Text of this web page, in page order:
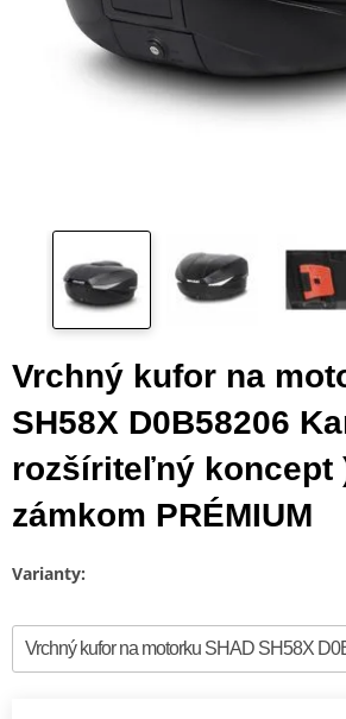
Vrchný kufor na
SH58X D0B58206
rozšíriteľný koncept
zámkom PRÉMIUM
Varianty: